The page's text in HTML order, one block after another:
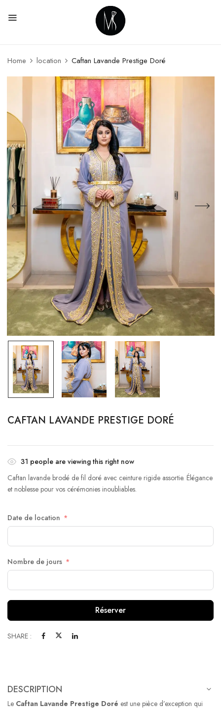
Home location Caftan Lavande Prestige Doré
CAFTAN LAVANDE PRESTIGE DORÉ
31 people are viewing this right now
Caftan lavande brodé de fil doré avec ceinture rigide assortie. Élégance
et noblesse pour vos cérémonies inoubliables.
Date de location
Nombre de jours
Réserver
SHARE :
DESCRIPTION
Le Caftan Lavande Prestige Doré est une pièce d’exception qui